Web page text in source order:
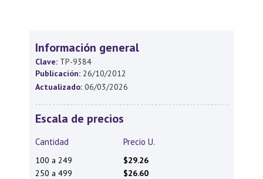
Información general
Clave: TP-9384
Publicación: 26/10/2012
Actualizado: 06/03/2026
Escala de precios
Cantidad Precio U.
100 a 249
$29.26
250 a 499
$26.60